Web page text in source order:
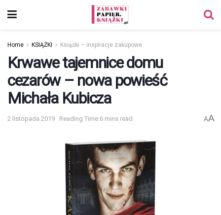
Home KSIĄŻKI Książki – inspiracje zakupowe
Krwawe tajemnice domu
cezarów – nowa powieść
Michała Kubicza
2 listopada 2019 Reading Time:6 mins read AA